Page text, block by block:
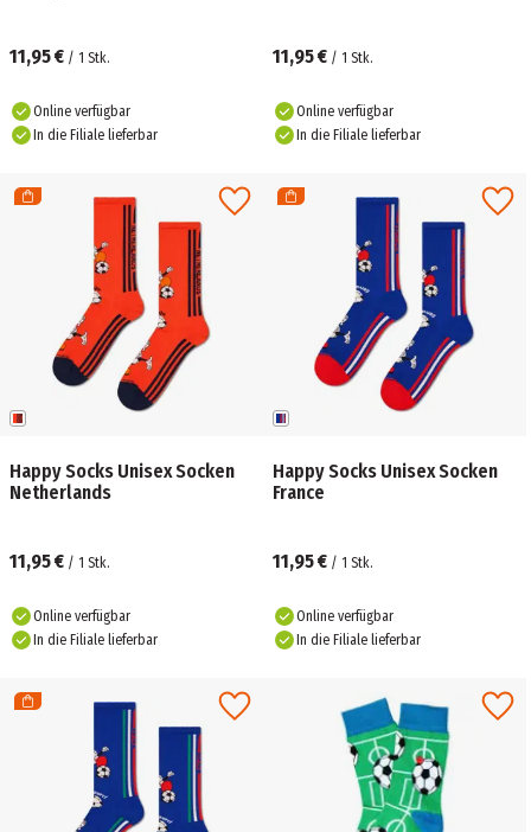
11,95 € / 1 Stk.
Online verfügbar
In die Filiale lieferbar
11,95 € / 1 Stk.
Online verfügbar
In die Filiale lieferbar
Happy Socks Unisex Socken
Netherlands
11,95 € / 1 Stk.
Online verfügbar
In die Filiale lieferbar
Happy Socks Unisex Socken
France
11,95 € / 1 Stk.
Online verfügbar
In die Filiale lieferbar